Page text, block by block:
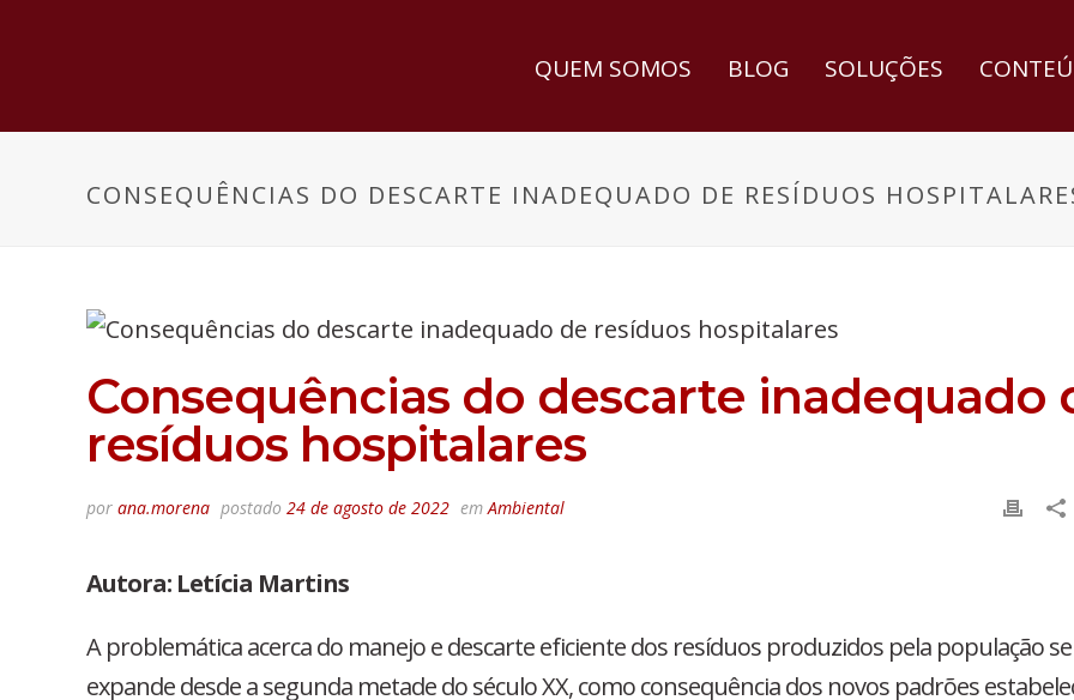
QUEM SOMOS BLOG SOLUÇÕES
CONSEQUÊNCIAS DO DESCARTE INADEQUADO DE RESÍDUOS
Consequências do descarte inadequado
resíduos hospitalares
por ana.morena postado 24 de agosto de 2022 emAmbiental
Autora: Letícia Martins
A problemática acerca do manejo e descarte eficiente dos resíduos produzidos pela população se
expande desde a segunda metade do século XX, como consequência dos novos padrões